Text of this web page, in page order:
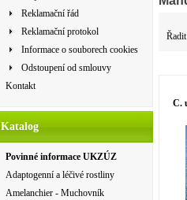
Reklamační řád
Reklamační protokol
Informace o souborech cookies
Odstoupení od smlouvy
Kontakt
Katalog
Povinné informace UKZÚZ
Adaptogenní a léčivé rostliny
Amelanchier - Muchovník
C.